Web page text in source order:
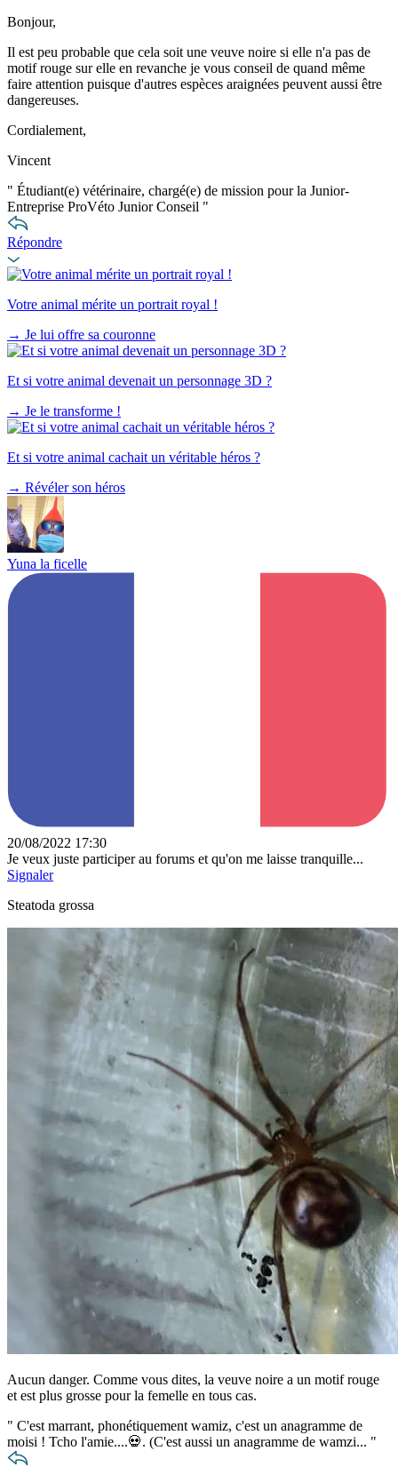
Bonjour,
Il est peu probable que cela soit une veuve noire si elle n'a pas de
motif rouge sur elle en revanche je vous conseil de quand même
faire attention puisque d'autres espèces araignées peuvent aussi être
dangereuses.
Cordialement,
Vincent
" Étudiant(e) vétérinaire, chargé(e) de mission pour la Junior-
Entreprise ProVéto Junior Conseil "
Répondre
Votre animal mérite un portrait royal !
→ Je lui offre sa couronne
Et si votre animal devenait un personnage 3D ?
→ Je le transforme !
Et si votre animal cachait un véritable héros ?
→ Révéler son héros
Yuna la ficelle
20/08/2022 17:30
Je veux juste participer au forums et qu'on me laisse tranquille...
Signaler
Steatoda grossa
Aucun danger. Comme vous dites, la veuve noire a un motif rouge
et est plus grosse pour la femelle en tous cas.
" C'est marrant, phonétiquement wamiz, c'est un anagramme de
moisi ! Tcho l'amie....💀. (C'est aussi un anagramme de wamzi... "